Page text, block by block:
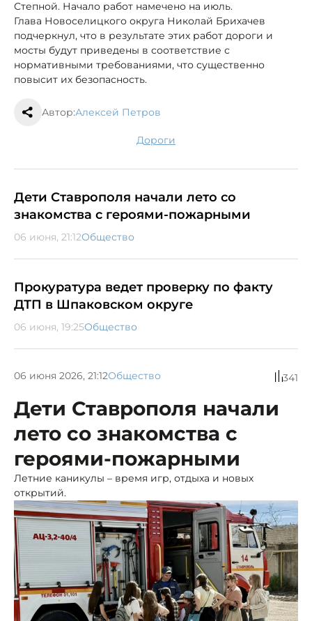
Степной. Начало работ намечено на июль.
Глава Новоселицкого округа Николай Брихачев
подчеркнул, что в результате этих работ дороги и
мосты будут приведены в соответствие с
нормативными требованиями, что существенно
повысит их безопасность.
Автор:Алексей Петров
дороги
Дети Ставрополя начали лето со
знакомства с героями-пожарными
06 июня, 21:12Общество
Прокуратура ведет проверку по факту
ДТП в Шпаковском округе
06 июня, 19:25Общество
06 июня 2026, 21:12Общество 341
Дети Ставрополя начали
лето со знакомства с
героями-пожарными
Летние каникулы – время игр, отдыха и новых
открытий.